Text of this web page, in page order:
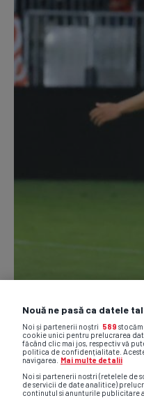
Nouă ne pasă ca datele
Noi și partenerii noștri 589
cookie unici pentru prelucrarea
făcând clic mai jos, respectiv vă
politica de confidențialitate.
navigarea.
Mai multe detalii
Noi si partenerii nostri (retelele de
de servicii de date analitice)
continutul si anunturile publicitare